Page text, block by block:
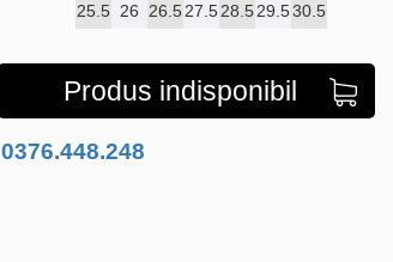
25.5 26 26.527.528.529.530.5
Produs indisponibil
0376.448.248